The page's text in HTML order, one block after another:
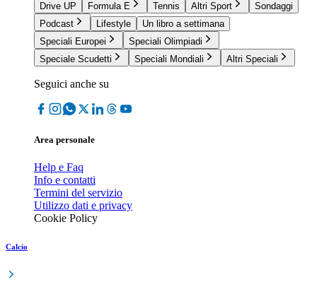
Drive UP
Formula E Tennis Altri Sport
Sondaggi
Podcast
Lifestyle
Un libro a settimana
Speciali Europei
Speciali Olimpiadi
Speciale Scudetti
Speciali Mondiali Altri Speciali
Seguici anche su
Area personale
Help e Faq
Info e contatti
Termini del servizio
Utilizzo dati e privacy
Cookie Policy
Calcio